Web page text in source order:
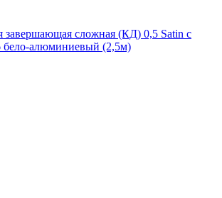
завершающая сложная (КД) 0,5 Satin с
бело-алюминиевый (2,5м)